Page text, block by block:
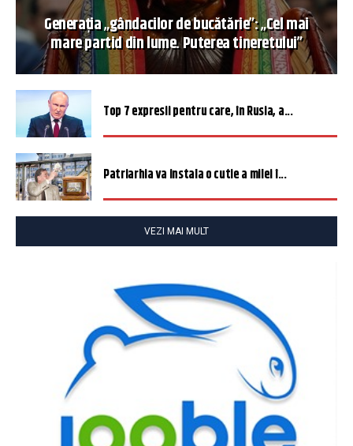
Generația „gândacilor de bucătărie”: „Cel mai
mare partid din lume. Puterea tineretului”
Top 7 expresii pentru care, în Rusia, a...
Patriarhia va instala o cutie a milei î...
VEZI MAI MULT